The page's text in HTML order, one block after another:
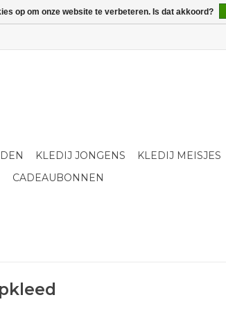
KLEDIJ JONGENS KLEDIJ MEISJES
CADEAUBONNEN
op om onze website te verbeteren. Is dat akkoord?